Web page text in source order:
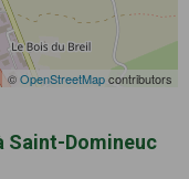
©OpenStreetMapcontributors
Saint-Domineuc